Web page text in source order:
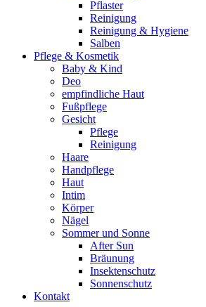
Pflaster
Reinigung
Reinigung & Hygiene
Salben
Pflege & Kosmetik
Baby & Kind
Deo
empfindliche Haut
Fußpflege
Gesicht
Pflege
Reinigung
Haare
Handpflege
Haut
Intim
Körper
Nägel
Sommer und Sonne
After Sun
Bräunung
Insektenschutz
Sonnenschutz
Kontakt